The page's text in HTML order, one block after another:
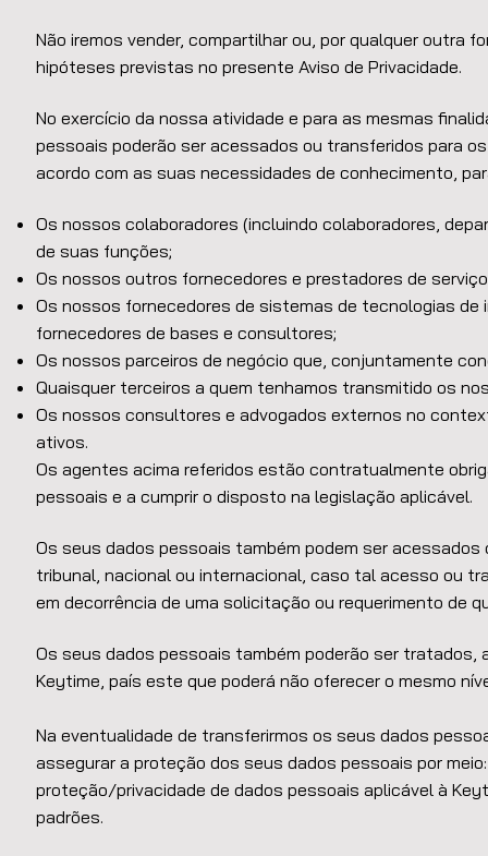
Não iremos vender, compartilhar ou, por qualquer outra
hipóteses previstas no presente Aviso de Privacidade.
No exercício da nossa atividade e para as mesmas
pessoais poderão ser acessados ou transferidos para
acordo com as suas necessidades de conhecimento,
Os nossos colaboradores (incluindo colaboradores,
de suas funções;
Os nossos outros fornecedores e prestadores de
Os nossos fornecedores de sistemas de tecnologias de
fornecedores de bases e consultores;
Os nossos parceiros de negócio que, conjuntamente
Quaisquer terceiros a quem tenhamos transmitido os
Os nossos consultores e advogados externos no
ativos.
Os agentes acima referidos estão contratualmente
pessoais e a cumprir o disposto na legislação aplicável.
Os seus dados pessoais também podem ser
tribunal, nacional ou internacional, caso tal acesso ou
em decorrência de uma solicitação ou requerimento de
Os seus dados pessoais também poderão ser tratados,
Keytime, país este que poderá não oferecer o mesmo
Na eventualidade de transferirmos os seus dados
assegurar a proteção dos seus dados pessoais por
proteção/privacidade de dados pessoais aplicável à
padrões.